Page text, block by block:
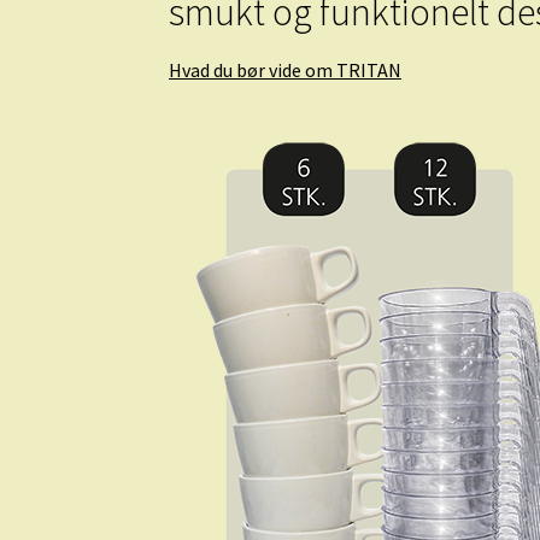
smukt og funktionelt
Hvad du bør vide om TRITAN